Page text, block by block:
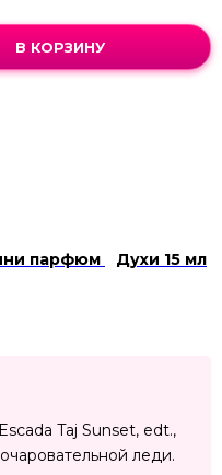
В КОРЗИНУ
парфюм
Духи 15 мл
Taj Sunset, edt.,
леди.